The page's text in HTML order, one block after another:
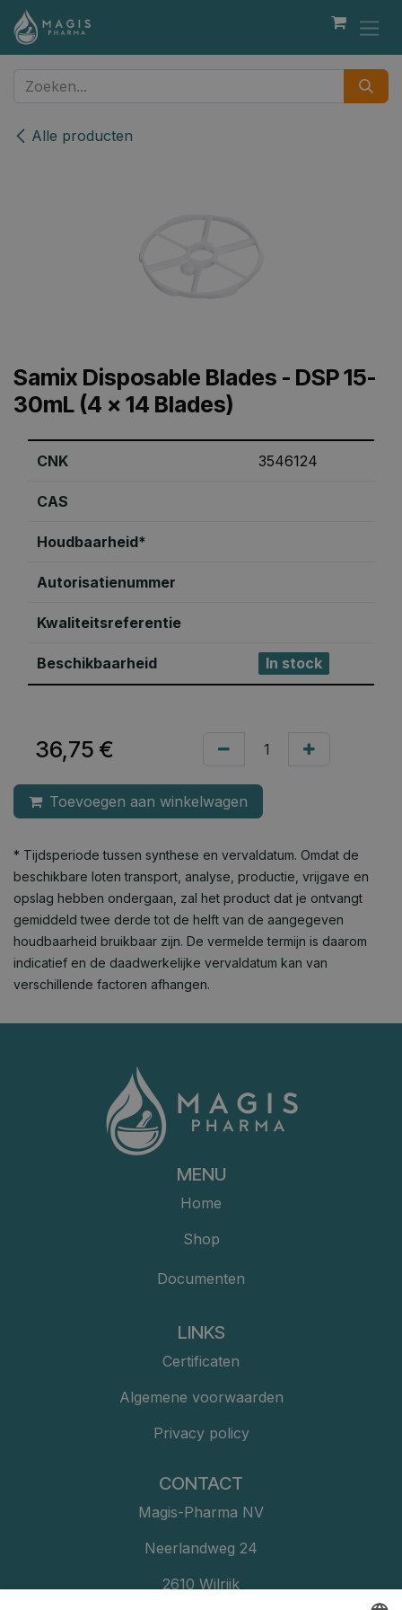
Overslaan naar inhoud
Alle producten
Samix Disposable Blades - DSP 15-
30mL (4 x 14 Blades)
CNK 3546124
CAS
Houdbaarheid*
Autorisatienummer
Kwaliteitsreferentie
Beschikbaarheid In stock
36,75 €
Toevoegen aan winkelwagen
* Tijdsperiode tussen synthese en vervaldatum. Omdat de
beschikbare loten transport, analyse, productie, vrijgave en
opslag hebben ondergaan, zal het product dat je ontvangt
gemiddeld twee derde tot de helft van de aangegeven
houdbaarheid bruikbaar zijn. De vermelde termijn is daarom
indicatief en de daadwerkelijke vervaldatum kan van
verschillende factoren afhangen.
MENU
Home
Shop
Documenten
LINKS
Certificaten
Algemene voorwaarden
Privacy policy
CONTACT
Magis-Pharma NV
Neerlandweg 24
2610 Wilrijk​​​